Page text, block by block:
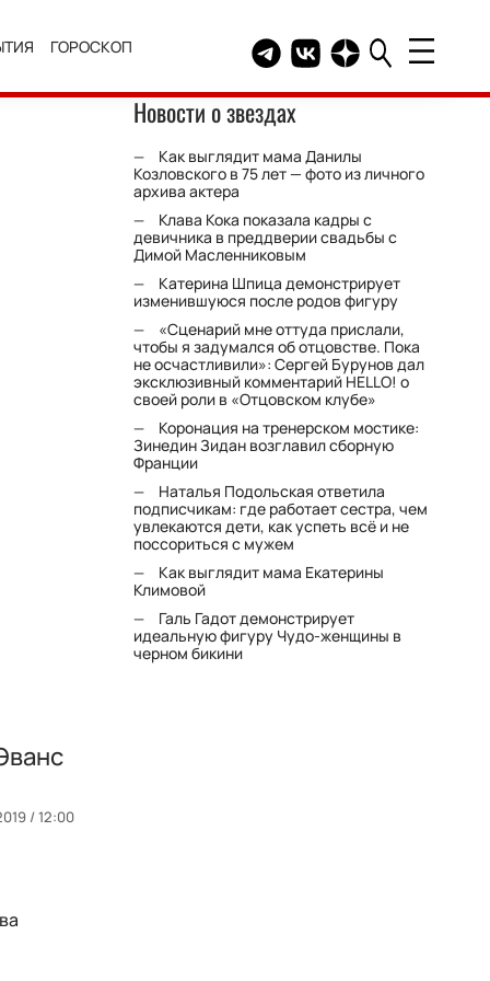
ГОРОСКОП Telegram канал HELLO
Группа HELLO
Канал HELLO в
/ 12:00
Новости о звездах
Как выглядит мама Данилы
Козловского в 75 лет — фото из личного
архива актера
Клава Кока показала кадры с
девичника в преддверии свадьбы с
Димой Масленниковым
Катерина Шпица демонстрирует
изменившуюся после родов фигуру
«Сценарий мне оттуда прислали,
чтобы я задумался об отцовстве. Пока
не осчастливили»: Сергей Бурунов дал
эксклюзивный комментарий HELLO! о
своей роли в «Отцовском клубе»
Коронация на тренерском мостике:
Зинедин Зидан возглавил сборную
Франции
Наталья Подольская ответила
подписчикам: где работает сестра, чем
увлекаются дети, как успеть всё и не
поссориться с мужем
Как выглядит мама Екатерины
Климовой
Галь Гадот демонстрирует
идеальную фигуру Чудо-женщины в
черном бикини